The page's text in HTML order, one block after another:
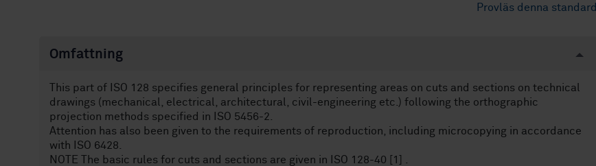
Provläs denna standard
Omfattning
This part of ISO 128 specifies general principles for representing areas on cuts and sections on technical
drawings (mechanical, electrical, architectural, civil-engineering etc.) following the orthographic
projection methods specified in ISO 5456-2.
Attention has also been given to the requirements of reproduction, including microcopying in accordance
with ISO 6428.
NOTE The basic rules for cuts and sections are given in ISO 128-40 [1] .